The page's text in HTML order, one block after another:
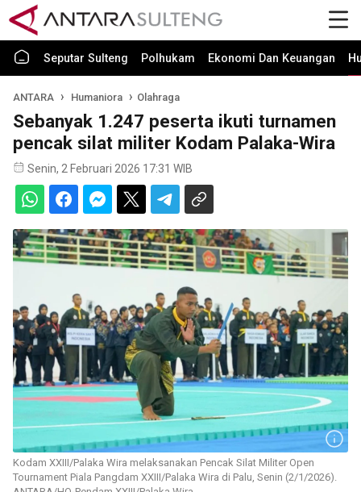
Seputar Sulteng Polhukam Ekonomi Dan Keuangan
ANTARA Humaniora Olahraga
Sebanyak 1.247 peserta ikuti turnamen
pencak silat militer Kodam Palaka-Wira
Senin, 2 Februari 2026 17:31 WIB
Kodam XXIII/Palaka Wira melaksanakan Pencak Silat Militer Open
Tournament Piala Pangdam XXIII/Palaka Wira di Palu, Senin (2/1/2026).